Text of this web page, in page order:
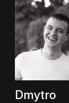
Dmytro